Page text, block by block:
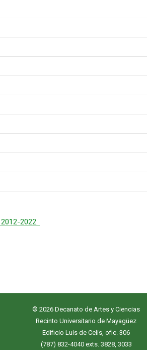
2022.
© 2026 Decanato de Artes y Ciencias
Recinto Universitario de Mayagüez
Edificio Luis de Celis, ofic. 306
(787) 832-4040 exts. 3828, 3033